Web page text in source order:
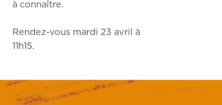
à connaître.
Rendez-vous mardi 23 avril à
11h15.